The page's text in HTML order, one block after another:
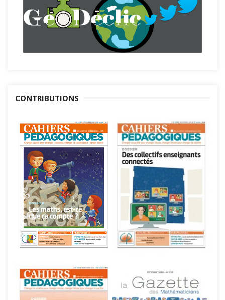
CONTRIBUTIONS